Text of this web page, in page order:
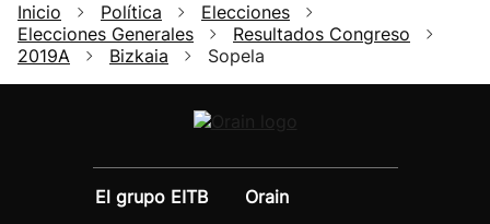
Inicio Política
Elecciones
Elecciones Generales
Resultados Congreso
2019A
Bizkaia Sopela
El grupo EITB
Orain